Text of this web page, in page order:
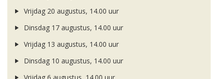
Vrijdag 20 augustus, 14.00 uur
Dinsdag 17 augustus, 14.00 uur
Vrijdag 13 augustus, 14.00 uur
Dinsdag 10 augustus, 14.00 uur